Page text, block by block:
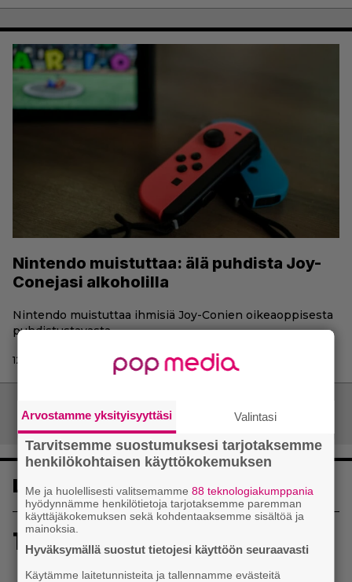
Nintendo muistuttaa: älä puhdista Joy-
Conejasi alkoholilla
Nintendo muistuttaa ihmisiä Joy-Conien oikeaoppisesta
puhdistustavasta.
12.4.2020 11:01 | Teo Scheepstra
Artikkelien
selaus
Vanhemmat artikkelit
Luetuimmat
1
Sony kertoo kuulleensa PlayStation-pelilevyjen
valmistuksen lopettamisesta nousseen kritiikin –
aikoo silti pysyä suunnitelmassaan
Arvostamme yksityisyyttäsi Valintasi
Tarvitsemme suostumuksesi tarjotaksemme
henkilökohtaisen käyttökokemuksen
Me ja huolellisesti valitsemamme88 teknologiakumppania
hyödynnämme henkilötietoja tarjotaksemme paremman
käyttäjäkokemuksen sekä kohdentaaksemme sisältöä ja
mainoksia.
Hyväksymällä suostut tietojesi käyttöön seuraavasti
Käytämme laitetunnisteita ja tallennamme evästeitä